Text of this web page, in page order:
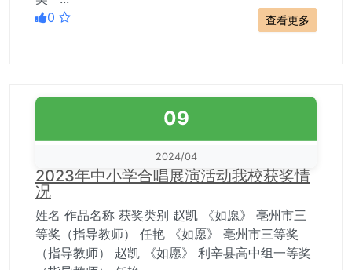
0
查看更多
09
2024/04
2023年中小学合唱展演活动我校获奖情
况
姓名 作品名称 获奖类别 赵凯 《如愿》 亳州市三
等奖（指导教师） 任艳 《如愿》 亳州市三等奖
（指导教师） 赵凯 《如愿》 利辛县高中组一等奖